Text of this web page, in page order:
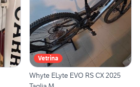
Vetrina
Whyte ELyte EVO RS CX 2025